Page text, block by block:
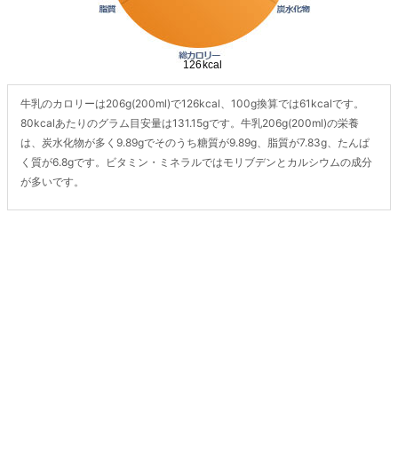
牛乳のカロリーは206g(200ml)で126kcal、100g換算では61kcalです。
80kcalあたりのグラム目安量は131.15gです。牛乳206g(200ml)の栄養
は、炭水化物が多く9.89gでそのうち糖質が9.89g、脂質が7.83g、たんぱ
く質が6.8gです。ビタミン・ミネラルではモリブデンとカルシウムの成分
が多いです。